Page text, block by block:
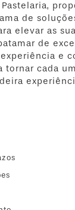
de
elevar as
de
e
tornar cada